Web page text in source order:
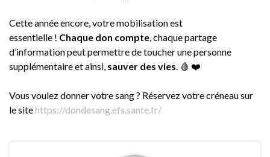
Cette année encore, votre mobilisation est
essentielle ! Chaque don compte, chaque partage
d’information peut permettre de toucher une personne
supplémentaire et ainsi, sauver des vies. 🩸 ❤️
Vous voulez donner votre sang ? Réservez votre créneau sur
le sitehttps://dondesang.efs.sante.fr/